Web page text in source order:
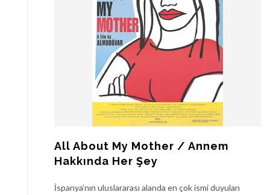
All About My Mother / Annem
Hakkında Her Şey
İspanya’nın uluslararası alanda en çok ismi duyulan